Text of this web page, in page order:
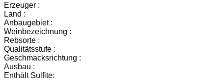
Erzeuger :
Land :
Anbaugebiet :
Weinbezeichnung :
Rebsorte :
Qualitätsstufe :
Geschmacksrichtung :
Ausbau :
Enthält Sulfite: